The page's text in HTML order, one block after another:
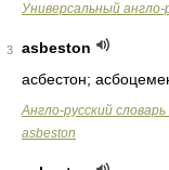
Универсальный англо-
3
asbeston
асбестон;
Англо-русский
asbeston